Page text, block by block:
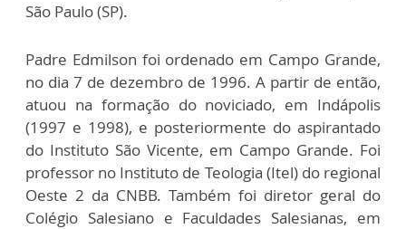
São Paulo (SP).
Padre Edmilson foi ordenado em Campo Grande,
no dia 7 de dezembro de 1996. A partir de então,
atuou na formação do noviciado, em Indápolis
(1997 e 1998), e posteriormente do aspirantado
do Instituto São Vicente, em Campo Grande. Foi
professor no Instituto de Teologia (Itel) do regional
Oeste 2 da CNBB. Também foi diretor geral do
Colégio Salesiano e Faculdades Salesianas, em